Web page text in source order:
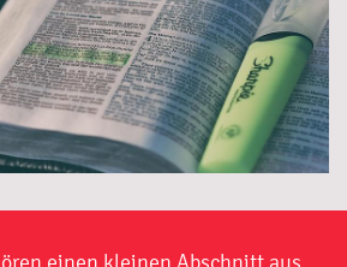
einen kleinen Abschnitt aus